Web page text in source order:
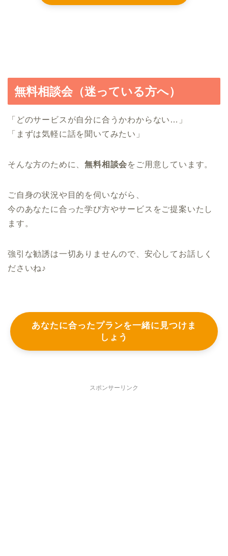
無料相談会（迷っている方へ）
「どのサービスが自分に合うかわからない…」
「まずは気軽に話を聞いてみたい」
そんな方のために、無料相談会をご用意しています。
ご自身の状況や目的を伺いながら、
今のあなたに合った学び方やサービスをご提案いたし
ます。
強引な勧誘は一切ありませんので、安心してお話しく
ださいね♪
あなたに合ったプランを一緒に見つけま
しょう
スポンサーリンク